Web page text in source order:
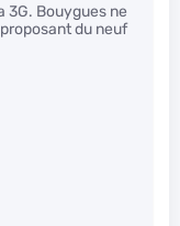
3G. Bouygues ne
du neuf